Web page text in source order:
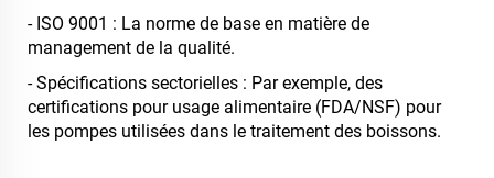
- ISO 9001 : La norme de base en matière de
management de la qualité.
- Spécifications sectorielles : Par exemple, des
certifications pour usage alimentaire (FDA/NSF) pour
les pompes utilisées dans le traitement des boissons.